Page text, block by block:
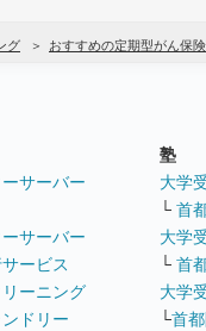
グ おすすめの定期型がん保
サーバー
サーバー
ービス
ーニング
ドリー
塾
大学
└ 首
大学
└ 首
大学
└首